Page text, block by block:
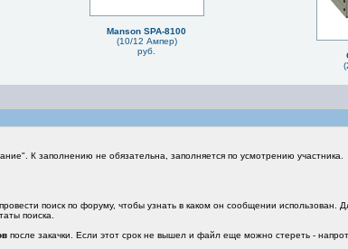
Manson SPA-8100
(10/12 Ампер)
руб.
К заполнению не обязательна, заполняется по усмотрению участника.
поиск по форуму, чтобы узнать в каком он сообщении использован.
поиска.
после закачки. Если этот срок не вышел и файл еще можно стереть -